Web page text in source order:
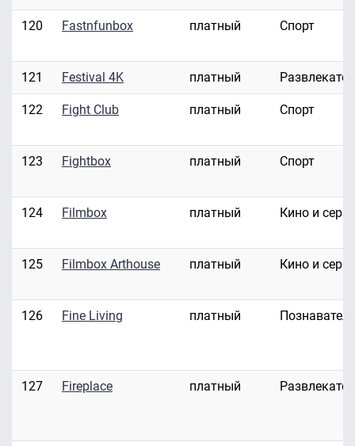
120 Fastnfunbox платный Спорт
121 Festival 4K платный
122 Fight Club платный Спорт
123 Fightbox платный Спорт
124 Filmbox платный Кино и
125 Filmbox Arthouse платный Кино и
126 Fine Living платный
127 Fireplace платный